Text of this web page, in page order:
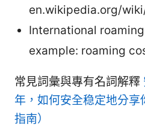
en.wikipedia.org/
International
example: roaming
常見詞彙與專有名詞解釋
年，如何安全稳定地分
指南）